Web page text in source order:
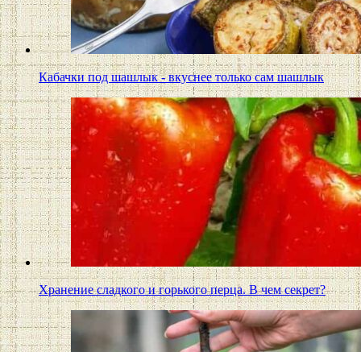
Кабачки под шашлык - вкуснее только сам шашлык
Хранение сладкого и горького перца. В чем секрет?